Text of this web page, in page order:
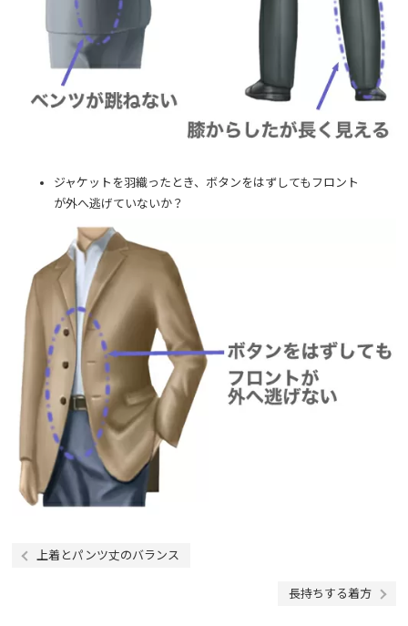
ジャケットを羽織ったとき、ボタンをはずしてもフロント
が外へ逃げていないか？
上着とパンツ丈のバランス
長持ちする着方